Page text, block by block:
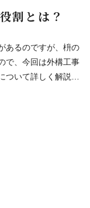
割とは？
あるのですが、枡の
で、今回は外構工事
いて詳しく解説し